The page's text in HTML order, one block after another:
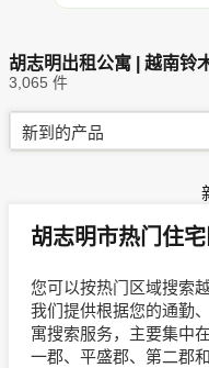
胡志明出租公寓 | 越南铃
3,065 件
新到的产品
胡志明市热门住
您可以按热门区域搜索
我们提供根据您的通勤
寓搜索服务，主要集中
一郡、平盛郡、第二郡和